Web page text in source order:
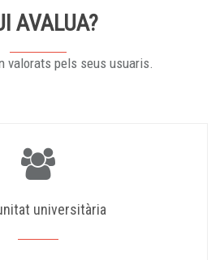
AVALUA?
valorats pels seus usuaris.
universitària